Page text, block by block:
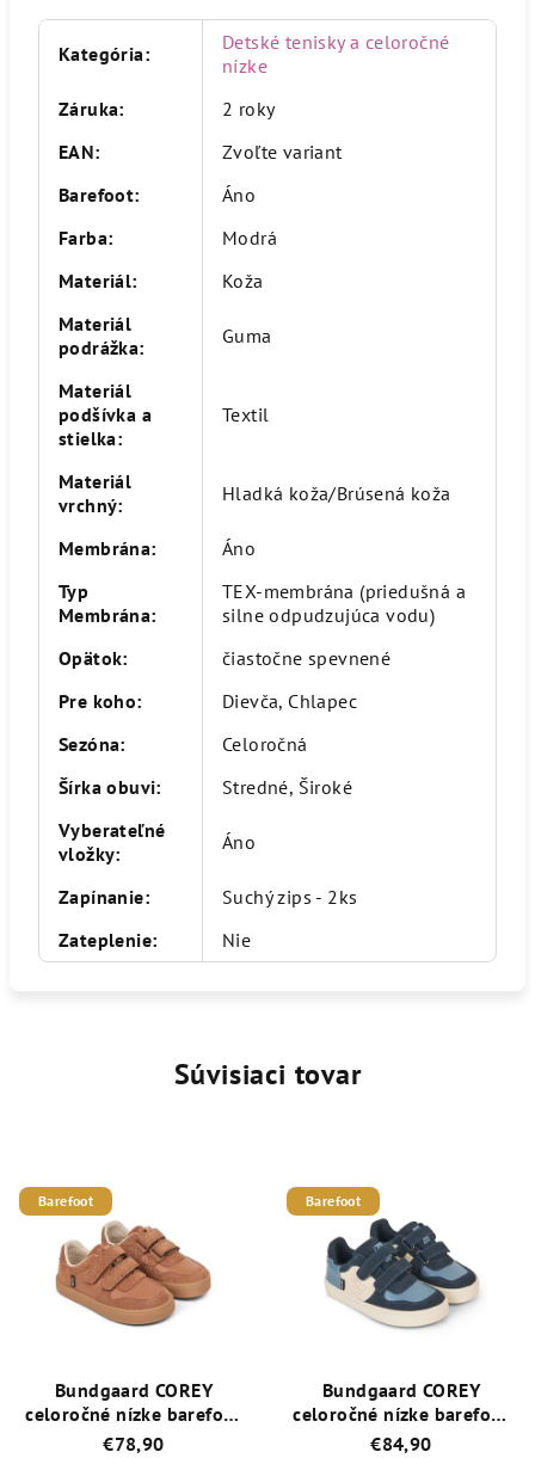
Kategória:
Detské tenisky a celoročné
nízke
Záruka:
2 roky
EAN:
Zvoľte variant
Barefoot:
Áno
Farba:
Modrá
Materiál:
Koža
Materiál
podrážka: Guma
Materiál
podšívka a
stielka:
Textil
Materiál
vrchný: Hladká koža/Brúsená koža
Membrána:
Áno
Typ
Membrána:
TEX-membrána (priedušná a
silne odpudzujúca vodu)
Opätok:
čiastočne spevnené
Pre koho:
Dievča, Chlapec
Sezóna:
Celoročná
Šírka obuvi:
Stredné, Široké
Vyberateľné
vložky: Áno
Zapínanie:
Suchý zips - 2ks
Zateplenie: Nie
Súvisiaci tovar
Barefoot
Bundgaard COREY
celoročné nízke barefoot
topánky /
€78,90
Barefoot
Bundgaard COREY
celoročné nízke barefoot
topánky / BG101225-
€84,90